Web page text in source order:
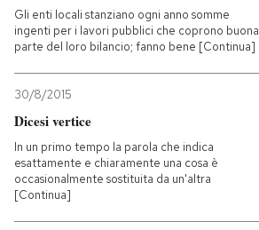
Gli enti locali stanziano ogni anno somme
ingenti per i lavori pubblici che coprono buona
parte del loro bilancio; fanno bene [Continua]
30/8/2015
Dicesi vertice
In un primo tempo la parola che indica
esattamente e chiaramente una cosa è
occasionalmente sostituita da un'altra
[Continua]